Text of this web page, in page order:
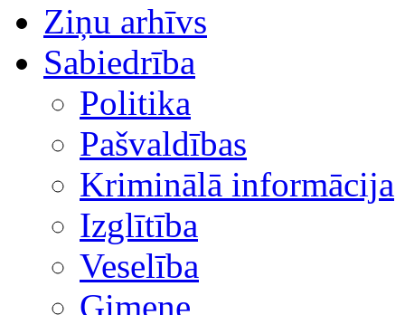
Ziņu arhīvs
Sabiedrība
Politika
Pašvaldības
Kriminālā informācija
Izglītība
Veselība
Ģimene